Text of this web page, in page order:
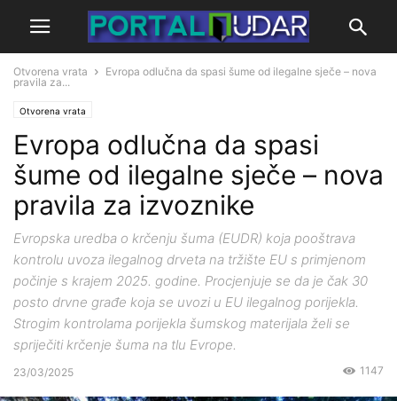
Otvorena vrata
Evropa odlučna da spasi šume od ilegalne sječe – nova
pravila za...
Otvorena vrata
Evropa odlučna da spasi
šume od ilegalne sječe – nova
pravila za izvoznike
Evropska uredba o krčenju šuma (EUDR) koja pooštrava
kontrolu uvoza ilegalnog drveta na tržište EU s primjenom
počinje s krajem 2025. godine. Procjenjuje se da je čak 30
posto drvne građe koja se uvozi u EU ilegalnog porijekla.
Strogim kontrolama porijekla šumskog materijala želi se
spriječiti krčenje šuma na tlu Evrope.
23/03/2025 1147